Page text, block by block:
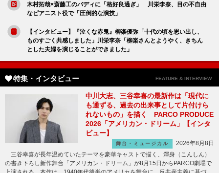
木村拓哉×斎藤工のバディに「格好良過ぎ」 川栄李奈、目の不自由
なピアニスト役で「圧倒的な演技」
【インタビュー】『泣くな赤鬼』柳楽優弥「十代の頃を思い出し、
ものすごく共感しました」川栄李奈「柳楽さんとようやく、きちん
とした夫婦を演じることができました」
特集・インタビュー FEATURE & INTERVIEW
中川大志、三谷幸喜の最新作は「現代に
も通ずる、過去の出来事として片付けら
れないもの」を描く PARCO PRODUCE
2026「アメリカン・ドリーム」【インタ
ビュー】
舞台・ミュージカル
2026年8月8日
三谷幸喜が長年温めていたテーマを豪華キャストで描く、渾身（こんしん）
の書き下ろし新作舞台「アメリカン・ドリーム」が8月15日からPARCO劇場で